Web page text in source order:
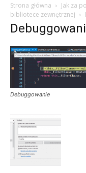
Strona główna
Jak za
bibliotece zewnętrznej
Debuggowanie